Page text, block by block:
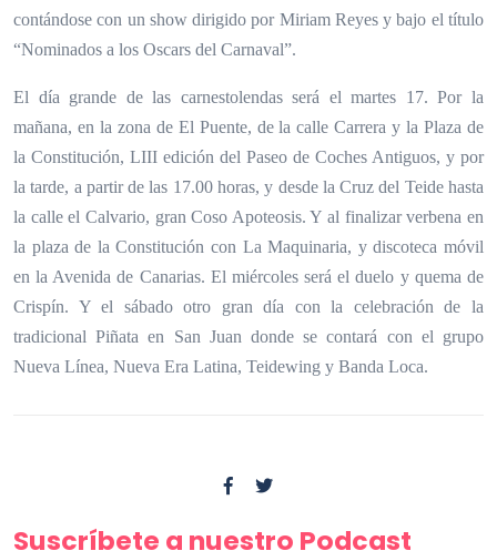
contándose con un show dirigido por Miriam Reyes y bajo el título
“Nominados a los Oscars del Carnaval”.
El día grande de las carnestolendas será el martes 17. Por la
mañana, en la zona de El Puente, de la calle Carrera y la Plaza de
la Constitución, LIII edición del Paseo de Coches Antiguos, y por
la tarde, a partir de las 17.00 horas, y desde la Cruz del Teide hasta
la calle el Calvario, gran Coso Apoteosis. Y al finalizar verbena en
la plaza de la Constitución con La Maquinaria, y discoteca móvil
en la Avenida de Canarias. El miércoles será el duelo y quema de
Crispín. Y el sábado otro gran día con la celebración de la
tradicional Piñata en San Juan donde se contará con el grupo
Nueva Línea, Nueva Era Latina, Teidewing y Banda Loca.
Suscríbete a nuestro Podcast